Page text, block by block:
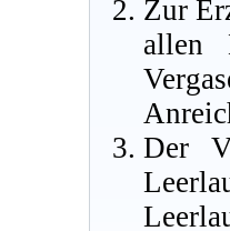
Zur
allen
Der